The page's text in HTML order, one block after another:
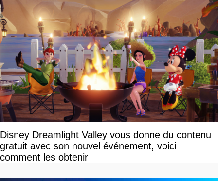
Disney Dreamlight Valley vous donne du contenu
gratuit avec son nouvel événement, voici
comment les obtenir